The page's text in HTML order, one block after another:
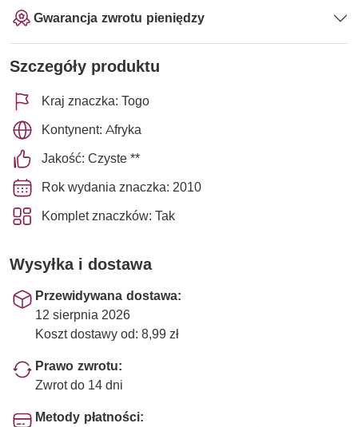
Gwarancja zwrotu pieniędzy
Szczegóły produktu
Kraj znaczka: Togo
Kontynent: Afryka
Jakość: Czyste **
Rok wydania znaczka: 2010
Komplet znaczków: Tak
Wysyłka i dostawa
Przewidywana dostawa:
12 sierpnia 2026
Koszt dostawy od: 8,99 zł
Prawo zwrotu:
Zwrot do 14 dni
Metody płatności: